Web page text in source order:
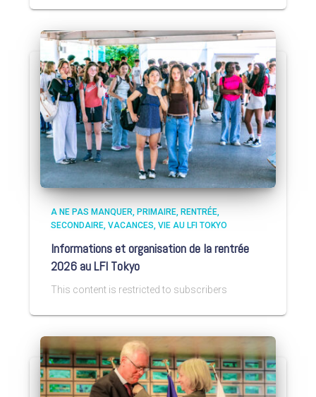
A NE PAS MANQUER PRIMAIRE RENTRÉE
SECONDAIRE VACANCES VIE AU LFI TOKYO
Informations et organisation de la rentrée
2026 au LFI Tokyo
This content is restricted to subscribers